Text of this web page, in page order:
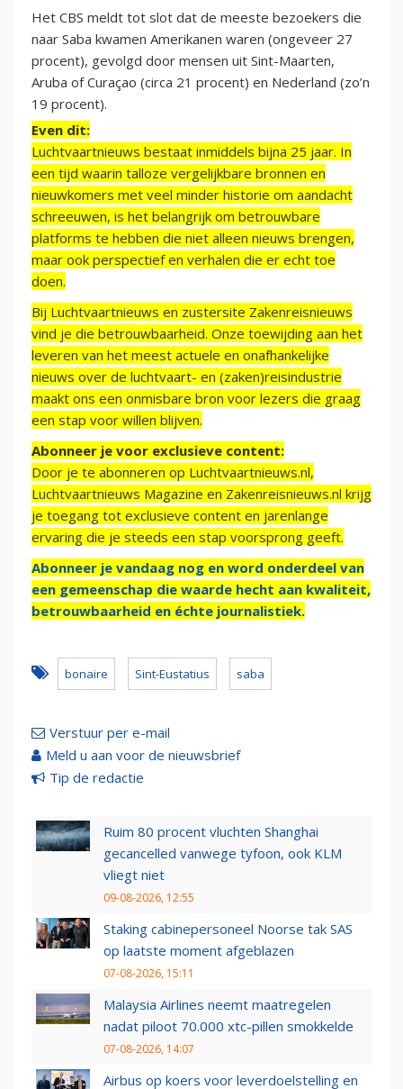
Het CBS meldt tot slot dat de meeste bezoekers die
naar Saba kwamen Amerikanen waren (ongeveer 27
procent), gevolgd door mensen uit Sint-Maarten,
Aruba of Curaçao (circa 21 procent) en Nederland (zo’n
19 procent).
Even dit:
Luchtvaartnieuws bestaat inmiddels bijna 25 jaar. In
een tijd waarin talloze vergelijkbare bronnen en
nieuwkomers met veel minder historie om aandacht
schreeuwen, is het belangrijk om betrouwbare
platforms te hebben die niet alleen nieuws brengen,
maar ook perspectief en verhalen die er echt toe
doen.
Bij Luchtvaartnieuws en zustersite Zakenreisnieuws
vind je die betrouwbaarheid. Onze toewijding aan het
leveren van het meest actuele en onafhankelijke
nieuws over de luchtvaart- en (zaken)reisindustrie
maakt ons een onmisbare bron voor lezers die graag
een stap voor willen blijven.
Abonneer je voor exclusieve content:
Door je te abonneren op Luchtvaartnieuws.nl,
Luchtvaartnieuws Magazine en Zakenreisnieuws.nl krijg
je toegang tot exclusieve content en jarenlange
ervaring die je steeds een stap voorsprong geeft.
Abonneer je vandaag nog en word onderdeel van
een gemeenschap die waarde hecht aan kwaliteit,
betrouwbaarheid en échte journalistiek.
bonaire Sint-Eustatius saba
Verstuur per e-mail
Meld u aan voor de nieuwsbrief
Tip de redactie
Ruim 80 procent vluchten Shanghai
gecancelled vanwege tyfoon, ook KLM
vliegt niet
09-08-2026, 12:55
Staking cabinepersoneel Noorse tak SAS
op laatste moment afgeblazen
07-08-2026, 15:11
Malaysia Airlines neemt maatregelen
nadat piloot 70.000 xtc-pillen smokkelde
07-08-2026, 14:07
Airbus op koers voor leverdoelstelling en